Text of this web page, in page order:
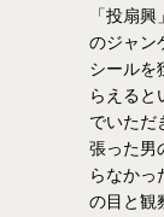
「投扇
のジャン
シールを
らえると
でいただ
張った男
らなかっ
の目と観